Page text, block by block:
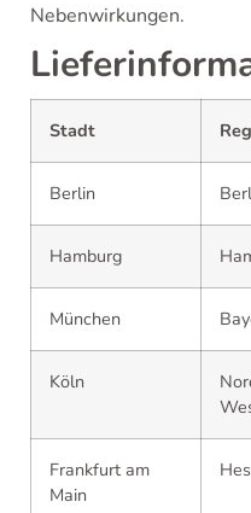
Nebenwirkungen.
Stadt
Berlin
Hamburg
München
Köln
Frankfurt am
Main